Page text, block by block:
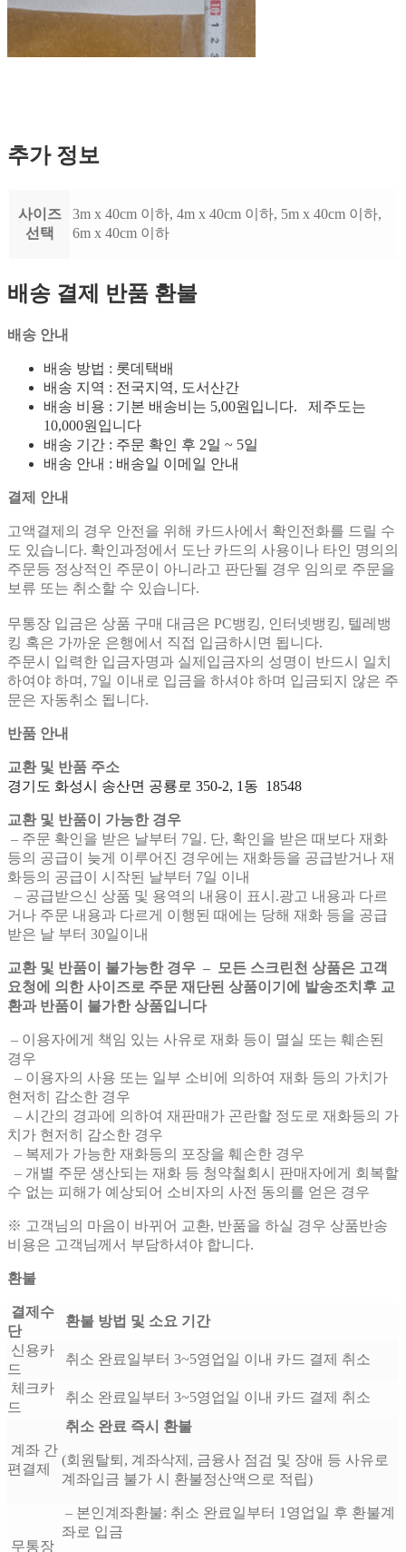
추가 정보
사이즈
선택
3m x 40cm 이하, 4m x 40cm 이하, 5m x 40cm 이하,
6m x 40cm 이하
배송 결제 반품 환불
배송 안내
배송 방법 : 롯데택배
배송 지역 : 전국지역, 도서산간
배송 비용 : 기본 배송비는 5,00원입니다. 제주도는
10,000원입니다
배송 기간 : 주문 확인 후 2일 ~ 5일
배송 안내 : 배송일 이메일 안내
결제 안내
고액결제의 경우 안전을 위해 카드사에서 확인전화를 드릴 수
도 있습니다. 확인과정에서 도난 카드의 사용이나 타인 명의의
주문등 정상적인 주문이 아니라고 판단될 경우 임의로 주문을
보류 또는 취소할 수 있습니다.
무통장 입금은 상품 구매 대금은 PC뱅킹, 인터넷뱅킹, 텔레뱅
킹 혹은 가까운 은행에서 직접 입금하시면 됩니다.
주문시 입력한 입금자명과 실제입금자의 성명이 반드시 일치
하여야 하며, 7일 이내로 입금을 하셔야 하며 입금되지 않은 주
문은 자동취소 됩니다.
반품 안내
교환 및 반품 주소
경기도 화성시 송산면 공룡로 350-2, 1동 18548
교환 및 반품이 가능한 경우
– 주문 확인을 받은 날부터 7일. 단, 확인을 받은 때보다 재화
등의 공급이 늦게 이루어진 경우에는 재화등을 공급받거나 재
화등의 공급이 시작된 날부터 7일 이내
– 공급받으신 상품 및 용역의 내용이 표시.광고 내용과 다르
거나 주문 내용과 다르게 이행된 때에는 당해 재화 등을 공급
받은 날 부터 30일이내
교환 및 반품이 불가능한 경우 – 모든 스크린천 상품은 고객
요청에 의한 사이즈로 주문 재단된 상품이기에 발송조치후 교
환과 반품이 불가한 상품입니다
– 이용자에게 책임 있는 사유로 재화 등이 멸실 또는 훼손된
경우
– 이용자의 사용 또는 일부 소비에 의하여 재화 등의 가치가
현저히 감소한 경우
– 시간의 경과에 의하여 재판매가 곤란할 정도로 재화등의 가
치가 현저히 감소한 경우
– 복제가 가능한 재화등의 포장을 훼손한 경우
– 개별 주문 생산되는 재화 등 청약철회시 판매자에게 회복할
수 없는 피해가 예상되어 소비자의 사전 동의를 얻은 경우
※ 고객님의 마음이 바뀌어 교환, 반품을 하실 경우 상품반송
비용은 고객님께서 부담하셔야 합니다.
환불
결제수
단
환불 방법 및 소요 기간
신용카
드
취소 완료일부터 3~5영업일 이내 카드 결제 취소
체크카
드
취소 완료일부터 3~5영업일 이내 카드 결제 취소
계좌 간
편결제
취소 완료 즉시 환불
(회원탈퇴, 계좌삭제, 금융사 점검 및 장애 등 사유로
계좌입금 불가 시 환불정산액으로 적립)
무통장
– 본인계좌환불: 취소 완료일부터 1영업일 후 환불계
좌로 입금